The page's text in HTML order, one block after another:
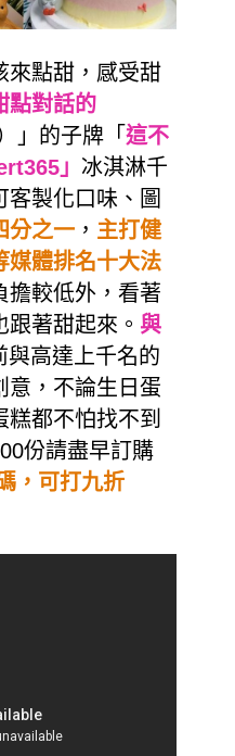
來點甜，感受甜
點對話的
」的子牌「 這不
」 冰淇淋千
製化口味、圖
分之一 ， 主打健
媒體排名十大法
擔較低外，看著
著甜起來。 與
與高達上千名的
意，不論生日蛋
都不怕找不到
份請盡早訂購
，可打九折